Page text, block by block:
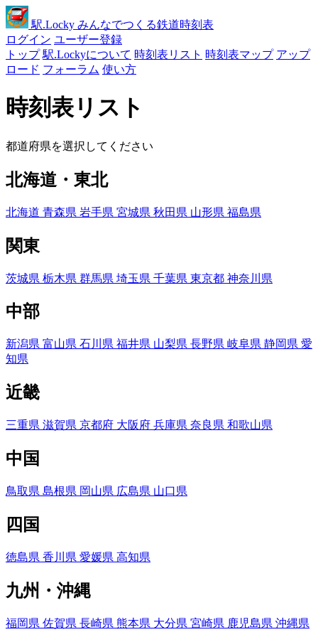
駅.Locky みんなでつくる鉄道時刻表
ログイン ユーザー登録
トップ 駅.Lockyについて 時刻表リスト 時刻表マップ アップ
ロード フォーラム 使い方
時刻表リスト
都道府県を選択してください
北海道・東北
北海道 青森県 岩手県 宮城県 秋田県 山形県 福島県
関東
茨城県 栃木県 群馬県 埼玉県 千葉県 東京都 神奈川県
中部
新潟県 富山県 石川県 福井県 山梨県 長野県 岐阜県 静岡県 愛
知県
近畿
三重県 滋賀県 京都府 大阪府 兵庫県 奈良県 和歌山県
中国
鳥取県 島根県 岡山県 広島県 山口県
四国
徳島県 香川県 愛媛県 高知県
九州・沖縄
福岡県 佐賀県 長崎県 熊本県 大分県 宮崎県 鹿児島県 沖縄県